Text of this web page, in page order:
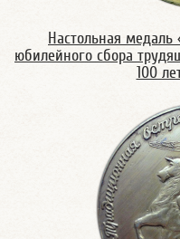
Настольная медаль
юбилейного сбора
100